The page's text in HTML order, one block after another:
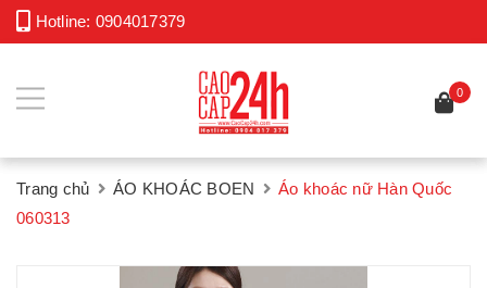
Hotline: 0904017379
0
Trang chủ ÁO KHOÁC BOEN
Áo khoác nữ Hàn Quốc
060313